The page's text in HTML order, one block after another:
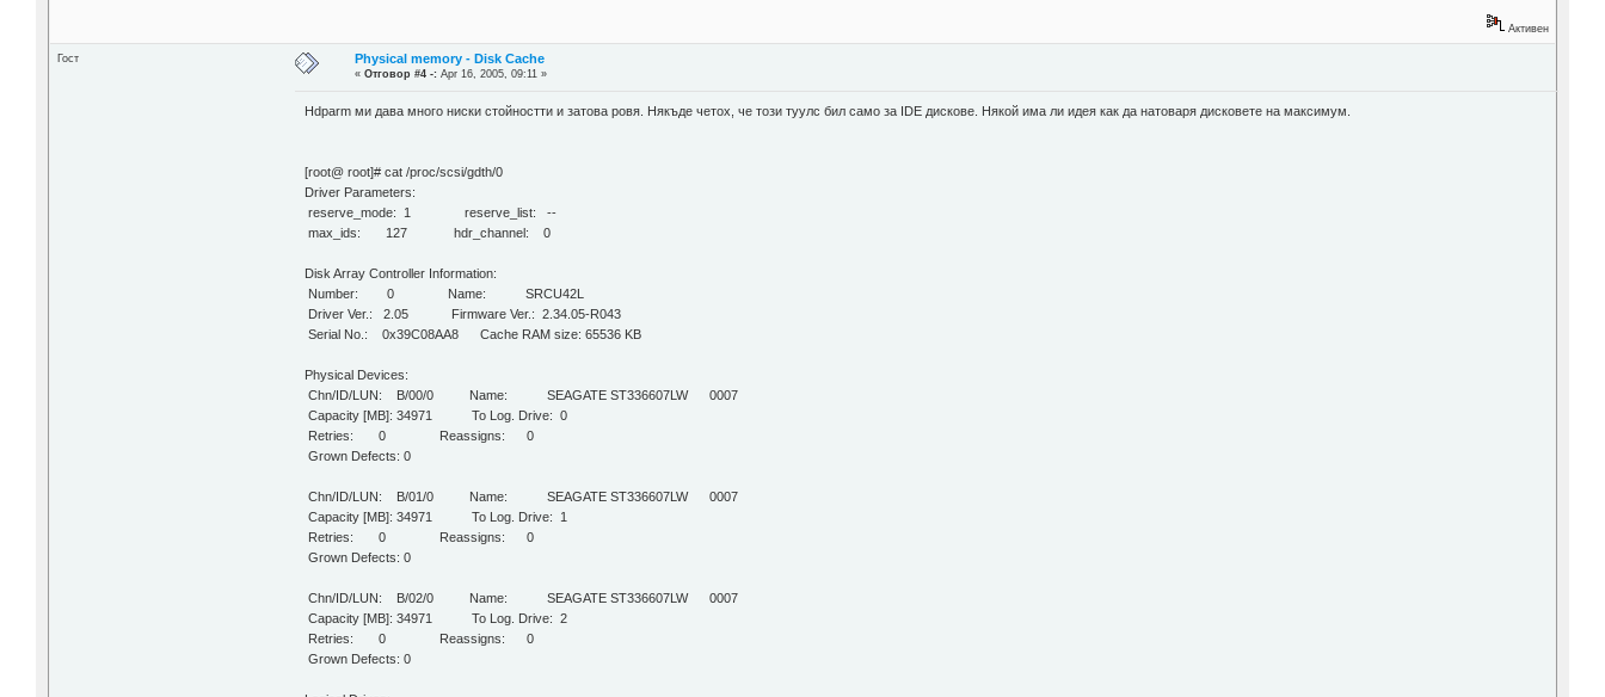
Активен
Гост Physical memory - Disk Cache
«Отговор #4 -: Apr 16, 2005, 09:11 »
Hdparm ми дава много ниски стойностти и затова ровя. Някъде четох, че този туулс бил само за IDE дискове. Някой има ли идея как да натоваря дисковете на максимум.
[root@ root]# cat /proc/scsi/gdth/0
Driver Parameters:
reserve_mode: 1 reserve_list: --
max_ids: 127 hdr_channel: 0
Disk Array Controller Information:
Number: 0 Name: SRCU42L
Driver Ver.: 2.05 Firmware Ver.: 2.34.05-R043
Serial No.: 0x39C08AA8 Cache RAM size: 65536 KB
Physical Devices:
Chn/ID/LUN: B/00/0 Name: SEAGATE ST336607LW 0007
Capacity [MB]: 34971 To Log. Drive: 0
Retries: 0 Reassigns: 0
Grown Defects: 0
Chn/ID/LUN: B/01/0 Name: SEAGATE ST336607LW 0007
Capacity [MB]: 34971 To Log. Drive: 1
Retries: 0 Reassigns: 0
Grown Defects: 0
Chn/ID/LUN: B/02/0 Name: SEAGATE ST336607LW 0007
Capacity [MB]: 34971 To Log. Drive: 2
Retries: 0 Reassigns: 0
Grown Defects: 0